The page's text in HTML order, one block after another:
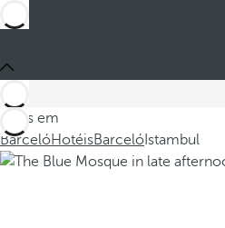
Estes em
BarcelóHotéisBarceló Istambul